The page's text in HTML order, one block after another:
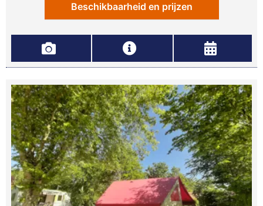
Beschikbaarheid en prijzen